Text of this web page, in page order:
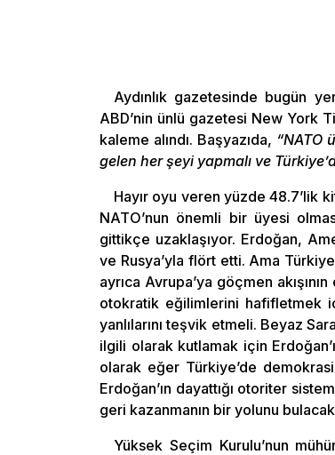
Aydınlık gazetesinde bugün
ABD’nin ünlü gazetesi New York
kaleme alındı. Başyazıda, “NATO
gelen her şeyi yapmalı ve
Hayır oyu veren yüzde 48.7’lik
NATO’nun önemli bir üyesi
gittikçe uzaklaşıyor. Erdoğan,
ve Rusya’yla flört etti. Ama Türkiye
ayrıca Avrupa’ya göçmen
otokratik eğilimlerini hafifletmek
yanlılarını teşvik etmeli. Beyaz
ilgili olarak kutlamak için
olarak eğer Türkiye’de
Erdoğan’ın dayattığı otoriter
geri kazanmanın bir yolunu
Yüksek Seçim Kurulu’nun